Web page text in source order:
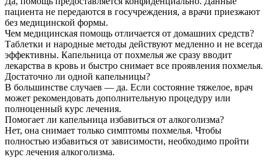
пациента не передаются в госучреждения, а врачи приезжают
без медицинской формы.
Чем медицинская помощь отличается от домашних средств?
Таблетки и народные методы действуют медленно и не всегда
эффективны. Капельница от похмелья же сразу вводит
лекарства в кровь и быстро снимает все проявления похмелья.
Достаточно ли одной капельницы?
В большинстве случаев — да. Если состояние тяжелое, врач
может рекомендовать дополнительную процедуру или
полноценный курс лечения.
Помогает ли капельница избавиться от алкоголизма?
Нет, она снимает только симптомы похмелья. Чтобы
полностью избавиться от зависимости, необходимо пройти
курс лечения алкоголизма.